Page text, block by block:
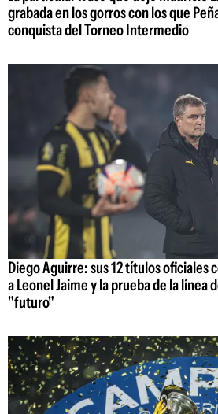
grabada en los gorros con los que
conquista del Torneo Intermedio
Diego Aguirre: sus 12 títulos oficiales
a Leonel Jaime y la prueba de la línea
"futuro"